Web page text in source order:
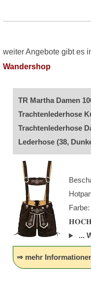
weiter Angebote gibt es
Wandershop
TR Martha Damen
Trachtenlederhose
Trachtenlederhose
Lederhose (38,
...
⇒ mehr